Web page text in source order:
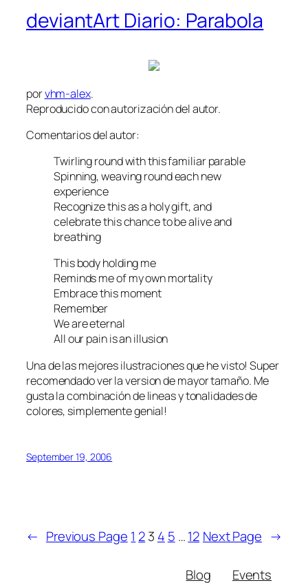
deviantArt Diario: Parabola
porvhm-alex.
Reproducido con autorización del autor.
Comentarios del autor:
Twirling round with this familiar parable
Spinning, weaving round each new
experience
Recognize this as a holy gift, and
celebrate this chance to be alive and
breathing
This body holding me
Reminds me of my own mortality
Embrace this moment
Remember
We are eternal
All our pain is an illusion
Una de las mejores ilustraciones que he visto! Super
recomendado ver la version de mayor tamaño. Me
gusta la combinación de lineas y tonalidades de
colores, simplemente genial!
September 19, 2006
← Previous Page 1 23 4 5 …12 Next Page →
Blog Events